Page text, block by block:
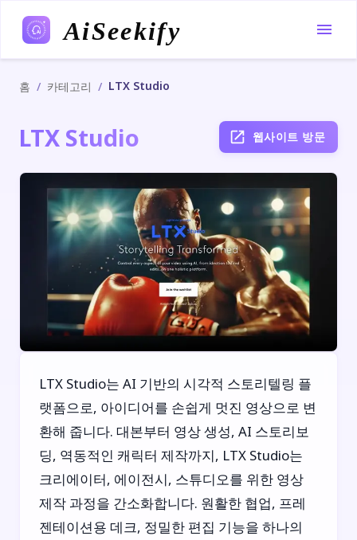
AiSeekify
홈 / 카테고리 / LTX Studio
LTX Studio 웹사이트 방문
LTX Studio는 AI 기반의 시각적 스토리텔링 플
랫폼으로, 아이디어를 손쉽게 멋진 영상으로 변
환해 줍니다. 대본부터 영상 생성, AI 스토리보
딩, 역동적인 캐릭터 제작까지, LTX Studio는
크리에이터, 에이전시, 스튜디오를 위한 영상
제작 과정을 간소화합니다. 원활한 협업, 프레
젠테이션용 데크, 정밀한 편집 기능을 하나의